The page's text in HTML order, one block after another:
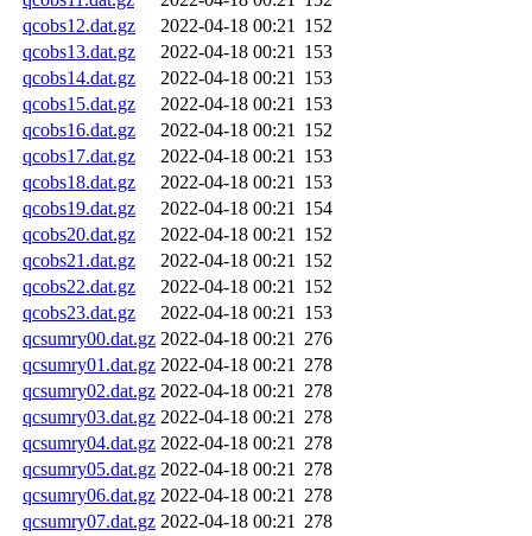
qcobs12.dat.gz
2022-04-18 00:21 152
qcobs13.dat.gz
2022-04-18 00:21 153
qcobs14.dat.gz
2022-04-18 00:21 153
qcobs15.dat.gz
2022-04-18 00:21 153
qcobs16.dat.gz
2022-04-18 00:21 152
qcobs17.dat.gz
2022-04-18 00:21 153
qcobs18.dat.gz
2022-04-18 00:21 153
qcobs19.dat.gz
2022-04-18 00:21 154
qcobs20.dat.gz
2022-04-18 00:21 152
qcobs21.dat.gz
2022-04-18 00:21 152
qcobs22.dat.gz
2022-04-18 00:21 152
qcobs23.dat.gz
2022-04-18 00:21 153
qcsumry00.dat.gz 2022-04-18 00:21 276
qcsumry01.dat.gz 2022-04-18 00:21 278
qcsumry02.dat.gz 2022-04-18 00:21 278
qcsumry03.dat.gz 2022-04-18 00:21 278
qcsumry04.dat.gz 2022-04-18 00:21 278
qcsumry05.dat.gz 2022-04-18 00:21 278
qcsumry06.dat.gz 2022-04-18 00:21 278
qcsumry07.dat.gz 2022-04-18 00:21 278